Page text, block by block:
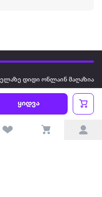
ყიდვა
დიდი ონლაინ მაღაზია